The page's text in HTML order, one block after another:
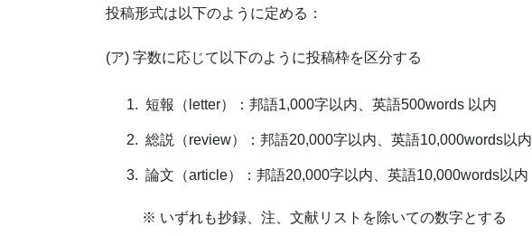
投稿形式は以下のように定める：
(ア) 字数に応じて以下のように投稿枠を区分する
短報（letter）：邦語1,000字以内、英語500words 以内
総説（review）：邦語20,000字以内、英語10,000words以内
論文（article）：邦語20,000字以内、英語10,000words以内
※ いずれも抄録、注、文献リストを除いての数字とする